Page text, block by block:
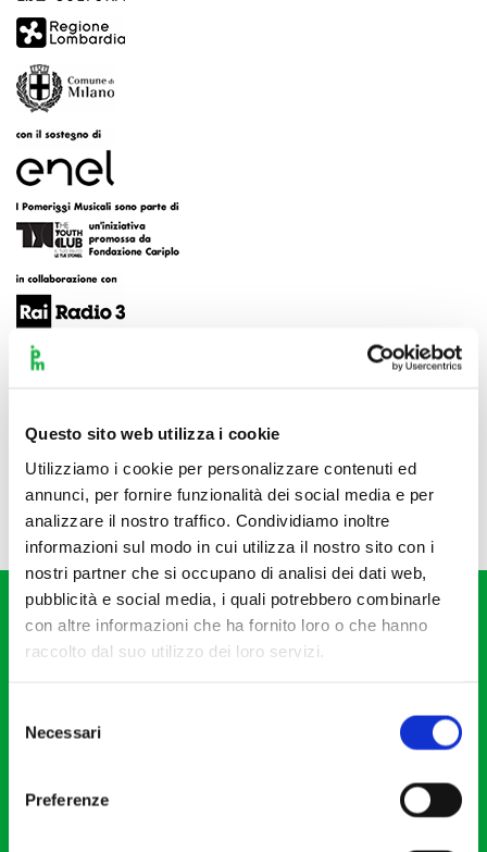
Questo sito web utilizza i cookie
Utilizziamo i cookie per personalizzare contenuti ed
annunci, per fornire funzionalità dei social media e per
analizzare il nostro traffico. Condividiamo inoltre
informazioni sul modo in cui utilizza il nostro sito con i
nostri partner che si occupano di analisi dei dati web,
pubblicità e social media, i quali potrebbero combinarle
con altre informazioni che ha fornito loro o che hanno
raccolto dal suo utilizzo dei loro servizi.
delNecessari
Preferenze
Fondazione I Pomeriggi Musicali
Partita Iva 04410060158